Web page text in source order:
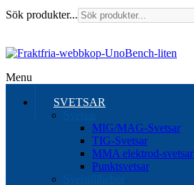
Sök produkter...
Menu
SVETSAR
MIG/MAG-Svetsar
TIG-Svetsar
MMA elektrod-svetsar
Punktsvetsar